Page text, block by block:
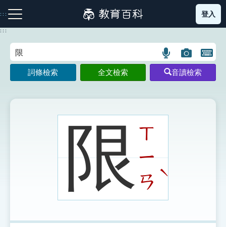
到
主
:::
注音索引圖示 筆畫索引圖示 部首索引表圖示
登入
:::
語
言
搜
示
圖
片
搜
開
鍵
圖
詞條檢索 全文檢索 音讀檢索
限ㄒ
ㄧ
ㄢ
ˋ